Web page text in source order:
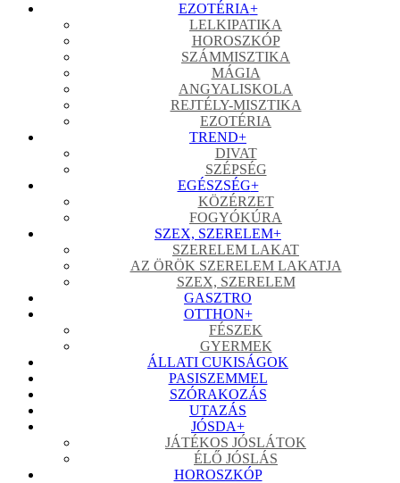
EZOTÉRIA+
LELKIPATIKA
HOROSZKÓP
SZÁMMISZTIKA
MÁGIA
ANGYALISKOLA
REJTÉLY-MISZTIKA
EZOTÉRIA
TREND+
DIVAT
SZÉPSÉG
EGÉSZSÉG+
KÖZÉRZET
FOGYÓKÚRA
SZEX, SZERELEM+
SZERELEM LAKAT
AZ ÖRÖK SZERELEM LAKATJA
SZEX, SZERELEM
GASZTRO
OTTHON+
FÉSZEK
GYERMEK
ÁLLATI CUKISÁGOK
PASISZEMMEL
SZÓRAKOZÁS
UTAZÁS
JÓSDA+
JÁTÉKOS JÓSLÁTOK
ÉLŐ JÓSLÁS
HOROSZKÓP